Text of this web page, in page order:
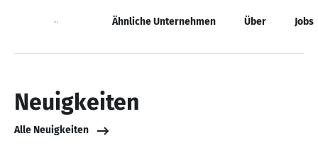
Neuigkeiten Ähnliche Unternehmen Über Jobs
Neuigkeiten
Alle Neuigkeiten